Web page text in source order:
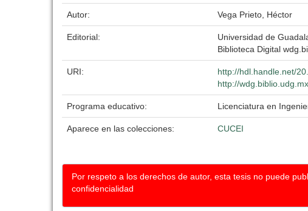
Autor: Vega Prieto, Héctor
Editorial:
Universidad de
Biblioteca Digital
URI:
http://hdl.handle.net/
http://wdg.biblio.udg.mx
Programa educativo: Licenciatura en
Aparece en las colecciones: CUCEI
Por respeto a los derechos de autor, esta tesis no puede
confidencialidad